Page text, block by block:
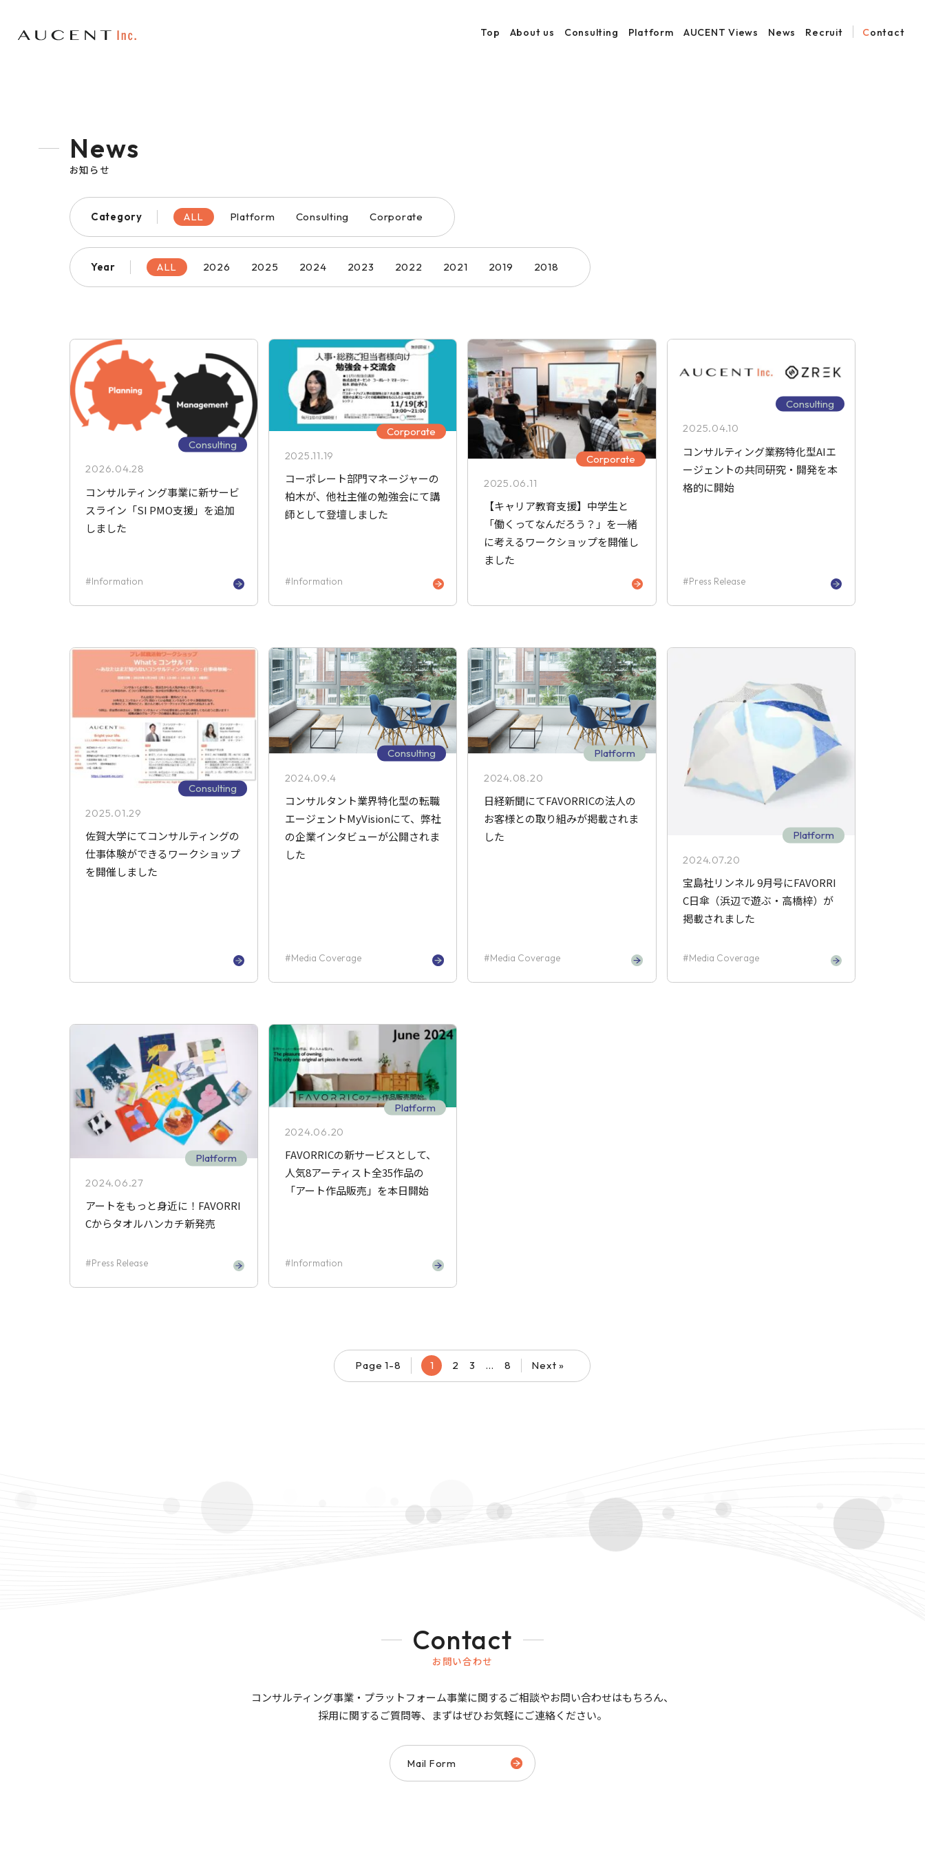
Top About us Consulting Platform AUCENT Views News Recruit Contact
News
お知らせ
Category ALL Platform Consulting Corporate
Year ALL 2026 2025 2024 2023 2022 2021 2019 2018
Consulting
2026.04.28
コンサルティング事業に新サービ
スライン「SI PMO支援」を追加
しました
Information
Corporate
2025.11.19
コーポレート部門マネージャーの
柏木が、他社主催の勉強会にて講
師として登壇しました
Information
Corporate
2025.06.11
【キャリア教育支援】中学生と
「働くってなんだろう？」を一緒
に考えるワークショップを開催し
ました
Consulting
2025.04.10
コンサルティング業務特化型AIエ
ージェントの共同研究・開発を本
格的に開始
Press Release
Consulting
2025.01.29
佐賀大学にてコンサルティングの
仕事体験ができるワークショップ
を開催しました
Consulting
2024.09.4
コンサルタント業界特化型の転職
エージェントMyVisionにて、弊社
の企業インタビューが公開されま
した
Media Coverage
Platform
2024.08.20
日経新聞にてFAVORRICの法人の
お客様との取り組みが掲載されま
した
Media Coverage
Platform
2024.07.20
宝島社リンネル 9月号にFAVORRI
C日傘（浜辺で遊ぶ・高橋梓）が
掲載されました
Media Coverage
Platform
2024.06.27
アートをもっと身近に！FAVORRI
Cからタオルハンカチ新発売
Press Release
Platform
2024.06.20
FAVORRICの新サービスとして、
人気8アーティスト全35作品の
「アート作品販売」を本日開始
Information
Page 1-8 1 2 3 … 8 Next »
Contact
お問い合わせ
コンサルティング事業・プラットフォーム事業に関するご相談やお問い合わせはもちろん、
採用に関するご質問等、まずはぜひお気軽にご連絡ください。
Mail Form